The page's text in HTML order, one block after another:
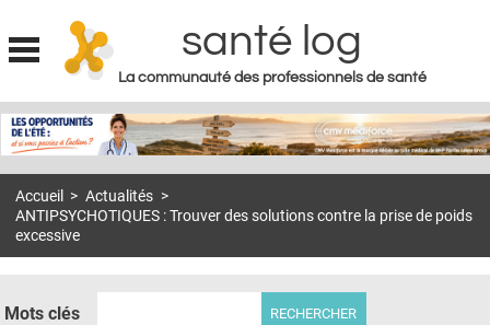
Jump to navigation
santé log
La communauté des professionnels de santé
MON COMPTE
S'ABONNER À LA REVUE SOIN À DOMICILE
Accueil > Actualités >
ANTIPSYCHOTIQUES : Trouver des solutions contre la prise de poids
excessive
Mots clés